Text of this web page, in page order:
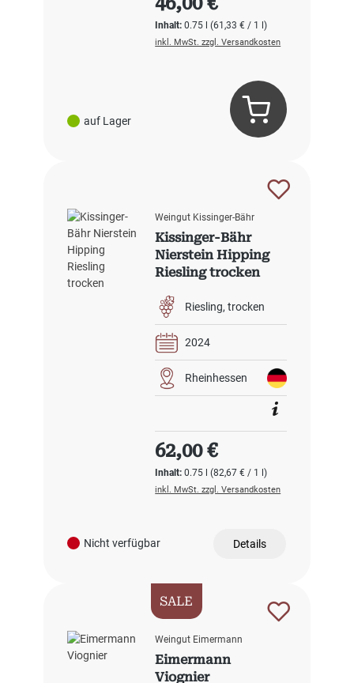
auf Lager
Inhalt:0.75 l(61,33 € / 1 l)
inkl. MwSt. zzgl. Versandkosten
Nicht verfügbar
Weingut Kissinger-Bähr
Kissinger-Bähr
Nierstein Hipping
Riesling trocken
Riesling trocken
2024
Rheinhessen
Inhalt:0.75 l(82,67 € / 1 l)
Regulärer Preis:
62,00 €
inkl. MwSt. zzgl. Versandkosten
Details
SALE
Weingut Eimermann
Eimermann
Viognier